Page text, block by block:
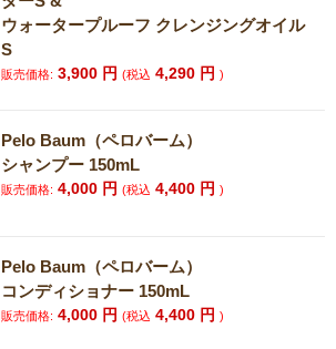
ウォータープルーフ クレンジングオイル
S
販売価格: 3,900 円(税込 4,290 円)
Pelo Baum（ペロバーム）
シャンプー 150mL
販売価格: 4,000 円(税込 4,400 円)
Pelo Baum（ペロバーム）
コンディショナー 150mL
販売価格: 4,000 円(税込 4,400 円)